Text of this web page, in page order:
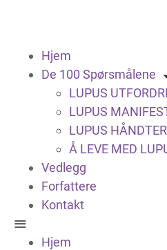
Hjem
De 100 Spørsmålene
LUPUS
LUPUS
LUPUS
Å LEVE MED
Vedlegg
Forfattere
Kontakt
Hjem